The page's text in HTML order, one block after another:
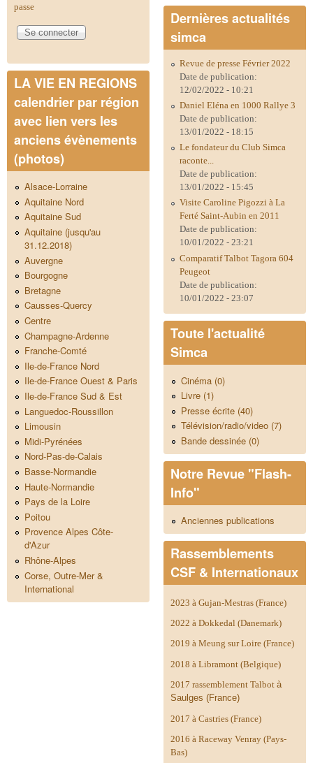
passe
LA VIE EN REGIONS
calendrier par région
avec lien vers les
anciens évènements
(photos)
Alsace-Lorraine
Aquitaine Nord
Aquitaine Sud
Aquitaine (jusqu'au
31.12.2018)
Auvergne
Bourgogne
Bretagne
Causses-Quercy
Centre
Champagne-Ardenne
Franche-Comté
Ile-de-France Nord
Ile-de-France Ouest & Paris
Ile-de-France Sud & Est
Languedoc-Roussillon
Limousin
Midi-Pyrénées
Nord-Pas-de-Calais
Basse-Normandie
Haute-Normandie
Pays de la Loire
Poitou
Provence Alpes Côte-
d'Azur
Rhône-Alpes
Corse, Outre-Mer &
International
Dernières actualités
simca
Revue de presse Février 2022
Date de publication:
12/02/2022 - 10:21
Daniel Eléna en 1000 Rallye 3
Date de publication:
13/01/2022 - 18:15
Le fondateur du Club Simca
raconte...
Date de publication:
13/01/2022 - 15:45
Visite Caroline Pigozzi à La
Ferté Saint-Aubin en 2011
Date de publication:
10/01/2022 - 23:21
Comparatif Talbot Tagora 604
Peugeot
Date de publication:
10/01/2022 - 23:07
Toute l'actualité
Simca
Cinéma (0)
Livre (1)
Presse écrite (40)
Télévision/radio/video (7)
Bande dessinée (0)
Notre Revue "Flash-
Info"
Anciennes publications
Rassemblements
CSF & Internationaux
2023 à Gujan-Mestras (France)
2022 à Dokkedal (Danemark)
2019 à Meung sur Loire (France)
2018 à Libramont (Belgique)
2017 rassemblement Talbot à
Saulges (France)
2017 à Castries (France)
2016 à Raceway Venray (Pays-
Bas)